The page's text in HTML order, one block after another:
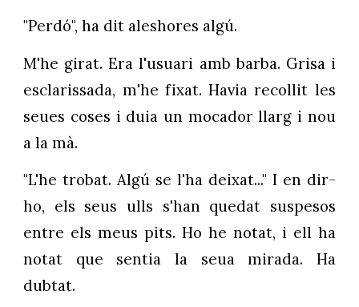
"Perdó", ha dit aleshores algú.
M'he girat. Era l'usuari amb barba. Grisa i
esclarissada, m'he fixat. Havia recollit les
seues coses i duia un mocador llarg i nou
a la mà.
"L'he trobat. Algú se l'ha deixat..." I en dir-
ho, els seus ulls s'han quedat suspesos
entre els meus pits. Ho he notat, i ell ha
notat que sentia la seua mirada. Ha
dubtat.